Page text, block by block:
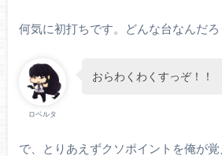
何気に初打ちです。どんな台なんだろ
ロベルタ
おらわくわくすっぞ！！
で、とりあえずクソポイントを俺が